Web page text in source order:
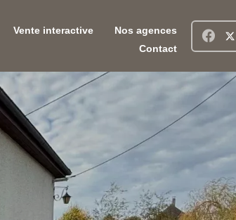
Vente interactive
Nos agences
Contact